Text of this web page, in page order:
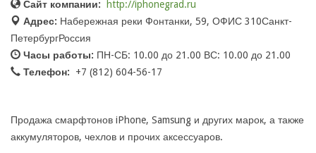
Сайт компании:
http://iphonegrad.ru
Адрес: Набережная реки Фонтанки, 59, ОФИС 310Санкт-
ПетербургРоссия
Часы работы: ПН-СБ: 10.00 до 21.00 ВС: 10.00 до 21.00
Телефон:
+7 (812) 604-56-17
Продажа смарфтонов iPhone, Samsung и других марок, а также
аккумуляторов, чехлов и прочих аксессуаров.